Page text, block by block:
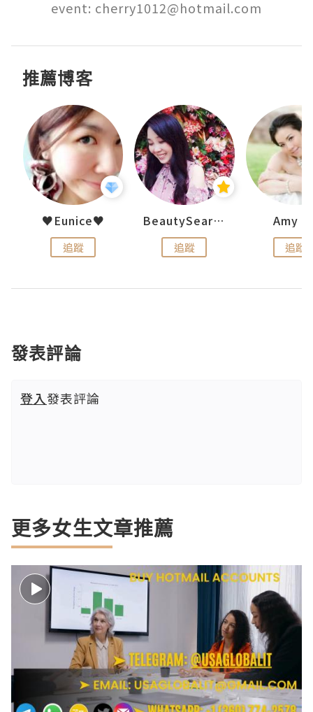
event: cherry1012@hotmail.com
推薦博客
♥Eunice♥
追蹤
BeautySearch
追蹤
Amy
追蹤
發表評論
登入發表評論
更多女生文章推薦